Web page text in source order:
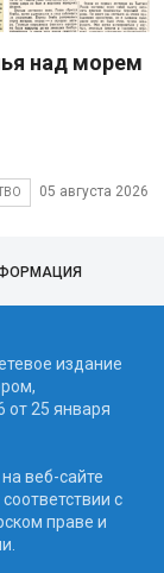
над морем
05 августа 2026
издание
от 25 января
веб-сайте
с
праве и